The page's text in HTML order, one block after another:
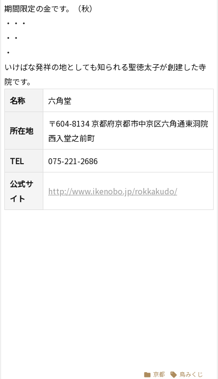
期間限定の金です。（秋）
・・・
・・
・
いけばな発祥の地としても知られる聖徳太子が創建した寺
院です。
名称
六角堂
所在地
〒604-8134 京都府京都市中京区六角通東洞院
西入堂之前町
TEL
075-221-2686
公式サ
イト
http://www.ikenobo.jp/rokkakudo/
 京都  鳥みくじ